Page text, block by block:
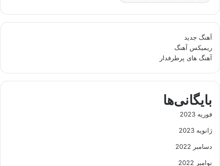
آهنگ جدید
ریمیکس آهنگ
آهنگ های پرطرفدار
بایگانی‌ها
فوریه 2023
ژانویه 2023
دسامبر 2022
نوامبر 2022